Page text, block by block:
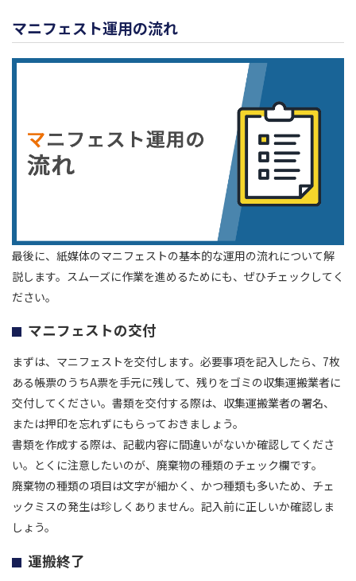
マニフェスト運用の流れ
最後に、紙媒体のマニフェストの基本的な運用の流れについて解
説します。スムーズに作業を進めるためにも、ぜひチェックしてく
ださい。
マニフェストの交付
まずは、マニフェストを交付します。必要事項を記入したら、7枚
ある帳票のうちA票を手元に残して、残りをゴミの収集運搬業者に
交付してください。書類を交付する際は、収集運搬業者の署名、
または押印を忘れずにもらっておきましょう。
書類を作成する際は、記載内容に間違いがないか確認してくださ
い。とくに注意したいのが、廃棄物の種類のチェック欄です。
廃棄物の種類の項目は文字が細かく、かつ種類も多いため、チェ
ックミスの発生は珍しくありません。記入前に正しいか確認しま
しょう。
運搬終了